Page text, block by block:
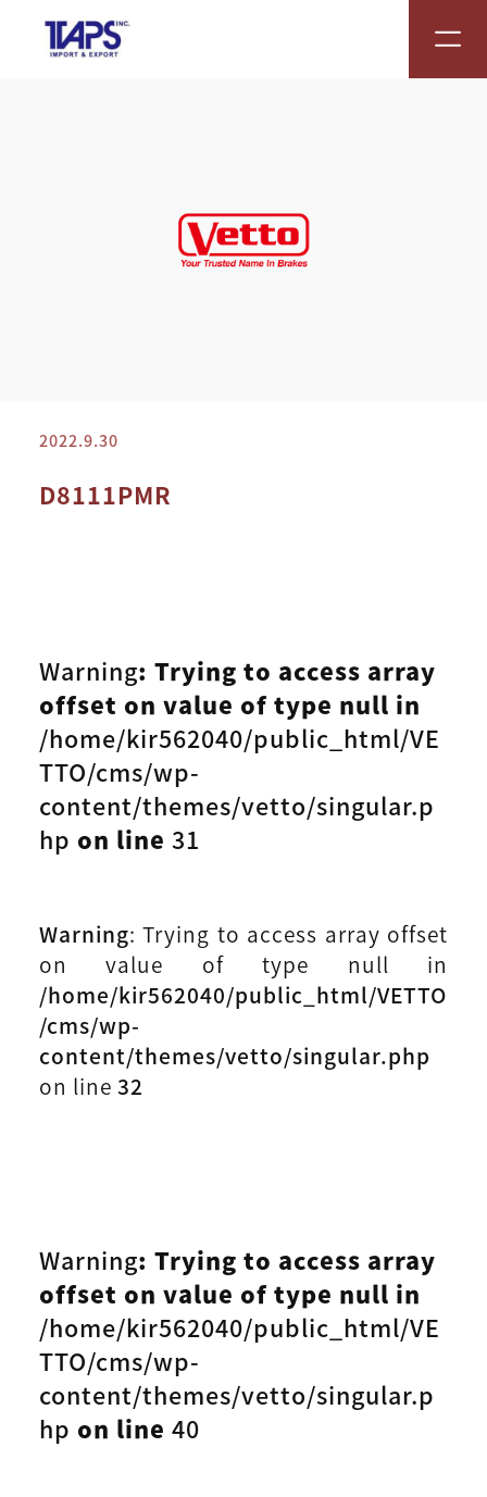
2022.9.30
D8111PMR
Warning: Trying to access array
offset on value of type null in
/home/kir562040/public_html/VE
TTO/cms/wp-
content/themes/vetto/singular.p
hp on line 31
Warning: Trying to access array offset
on value of type null in
/home/kir562040/public_html/VETTO
/cms/wp-
content/themes/vetto/singular.php
on line 32
Warning: Trying to access array
offset on value of type null in
/home/kir562040/public_html/VE
TTO/cms/wp-
content/themes/vetto/singular.p
hp on line 40